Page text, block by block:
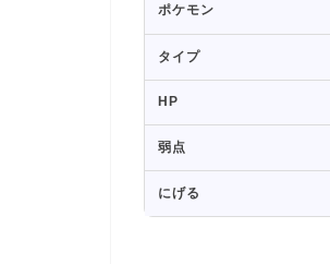
ポケモン
タイプ
HP
弱点
にげる